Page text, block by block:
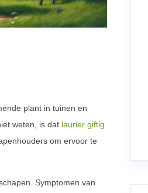
plant in tuinen en
weten, is dat laurier giftig
om ervoor te
Symptomen van